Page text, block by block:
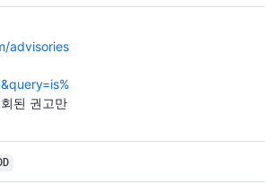
advisories
된 권고만